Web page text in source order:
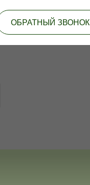
ОБРАТНЫЙ ЗВОНОК